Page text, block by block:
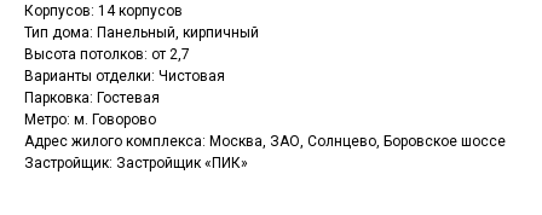
Корпусов: 14 корпусов
Тип дома: Панельный, кирпичный
Высота потолков: от 2,7
Варианты отделки: Чистовая
Парковка: Гостевая
Метро: м. Говорово
Адрес жилого комплекса: Москва, ЗАО, Солнцево, Боровское шоссе
Застройщик: Застройщик «ПИК»